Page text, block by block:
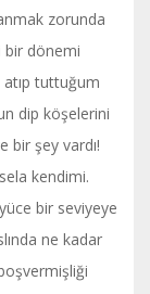
zorunda
bir dönemi
tuttuğum
dip köşelerini
bir şey vardı!
kendimi.
bir seviyeye
ne kadar